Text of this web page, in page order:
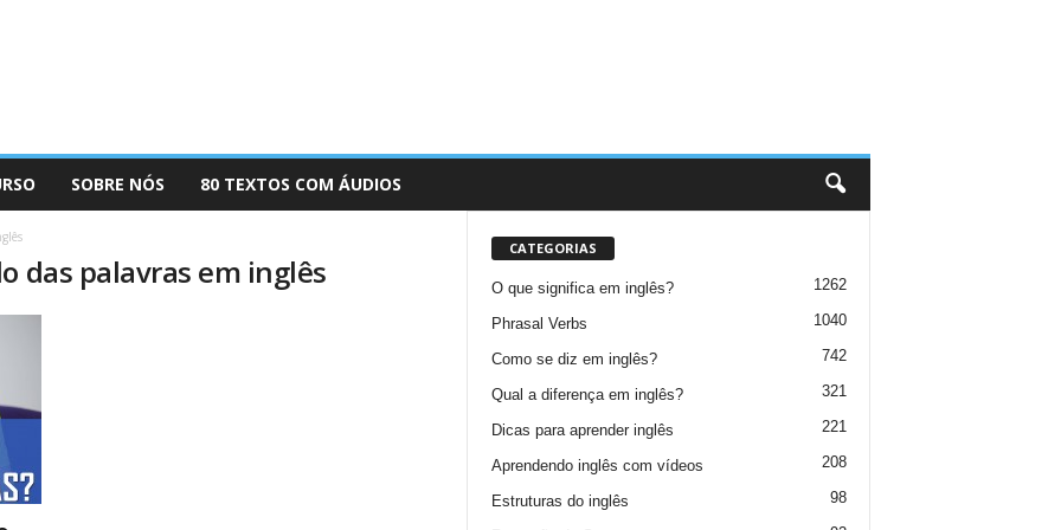
SOBRE NÓS 80 TEXTOS COM ÁUDIOS
das palavras em inglês
CATEGORIAS
O que significa em inglês? 1262
Phrasal Verbs 1040
Como se diz em inglês? 742
Qual a diferença em inglês? 321
Dicas para aprender inglês 221
Aprendendo inglês com vídeos 208
Estruturas do inglês 98